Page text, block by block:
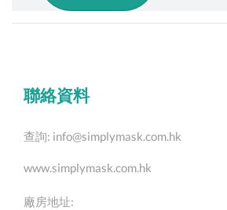
聯絡資料
查詢: info@simplymask.com.hk
www.simplymask.com.hk
廠房地址: